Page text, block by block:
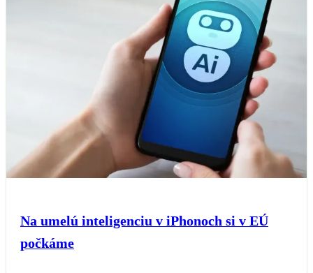
Na umelú inteligenciu v iPhonoch si v EÚ
počkáme